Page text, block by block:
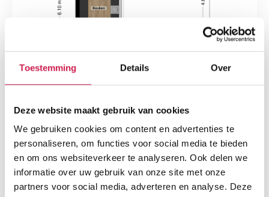
Toestemming Details Over
Deze website maakt gebruik van cookies
We gebruiken cookies om content en advertenties te
personaliseren, om functies voor social media te bieden
en om ons websiteverkeer te analyseren. Ook delen we
informatie over uw gebruik van onze site met onze
partners voor social media, adverteren en analyse. Deze